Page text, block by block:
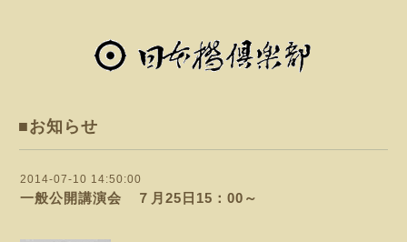
■お知らせ
2014-07-10 14:50:00
一般公開講演会 ７月25日15：00～